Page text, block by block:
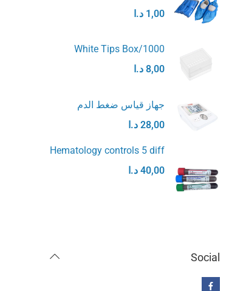
1,00 د.ا
White Tips Box/1000
8,00 د.ا
جهاز قياس ضغط الدم
28,00 د.ا
Hematology controls 5 diff
40,00 د.ا
Social